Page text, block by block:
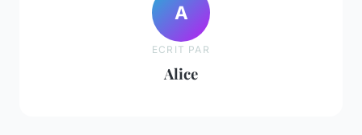
A
ECRIT PAR
Alice